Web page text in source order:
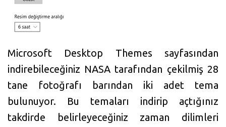
Microsoft Desktop Themes sayfasından
indirebileceğiniz NASA tarafından çekilmiş 28
tane fotoğrafı barından iki adet tema
bulunuyor. Bu temaları indirip açtığınız
takdirde belirleyeceğiniz zaman dilimleri